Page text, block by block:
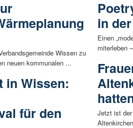
Wissen zu
neuen kommunalen ...
in Wissen:
für den
in
Einen
miterleben
Jetzt ist